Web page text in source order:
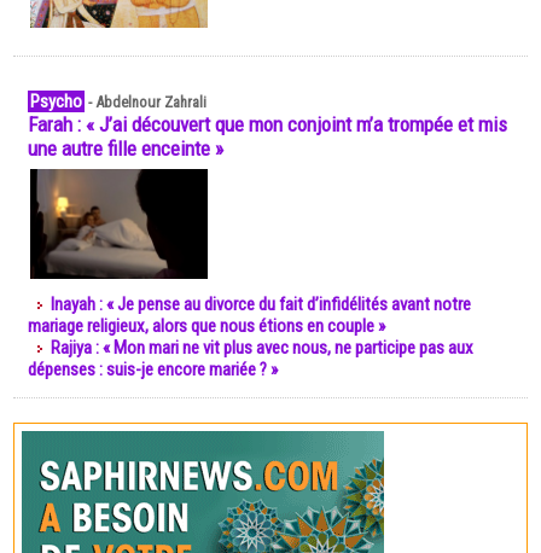
Psycho -Abdelnour Zahrali
Farah : « J’ai découvert que mon conjoint m’a trompée et mis
une autre fille enceinte »
Inayah : « Je pense au divorce du fait d’infidélités avant notre
mariage religieux, alors que nous étions en couple »
Rajiya : « Mon mari ne vit plus avec nous, ne participe pas aux
dépenses : suis-je encore mariée ? »